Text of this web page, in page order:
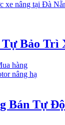
Bảo Trì
hàng
Bán Tự